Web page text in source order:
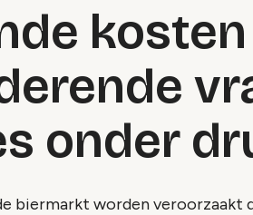
onder
biermarkt worden veroorzaakt